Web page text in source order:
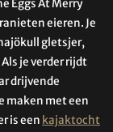
Eggs At Merry
eieren. Je
gletsjer,
je verder rijdt
drijvende
maken met een
is een kajaktocht